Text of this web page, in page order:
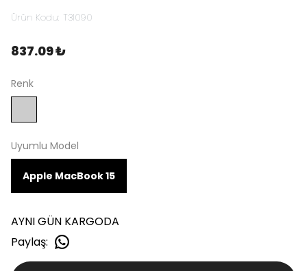
Ürün Kodu: T31090
837.09 ₺
Renk
Uyumlu Model
Apple MacBook 15
AYNI GÜN KARGODA
Paylaş: